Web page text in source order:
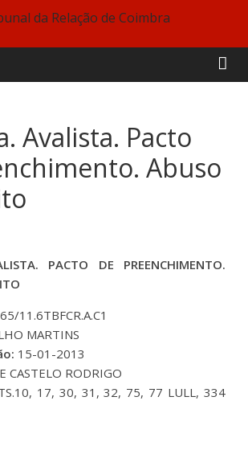
Avalista. Pacto
Abuso
PACTO DE PREENCHIMENTO.
11.6TBFCR.A.C1
MARTINS
15-01-2013
CASTELO RODRIGO
17, 30, 31, 32, 75, 77 LULL, 334